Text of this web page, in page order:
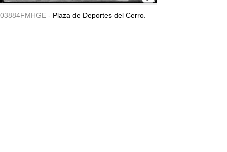
03884FMHGE - Plaza de Deportes del Cerro.